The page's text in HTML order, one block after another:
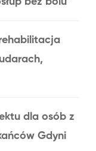
dla osób z
Gdyni